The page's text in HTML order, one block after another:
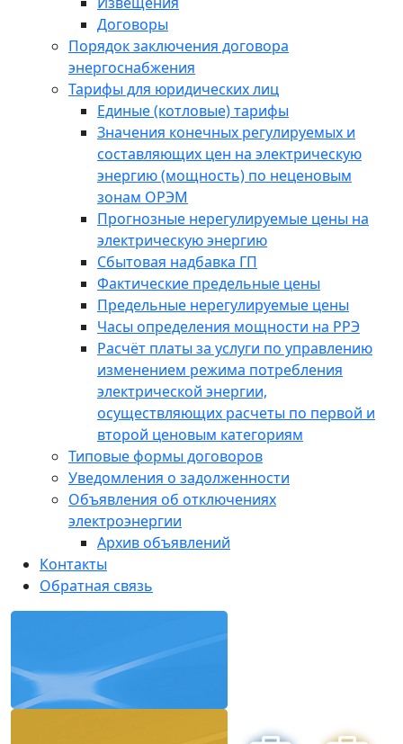
Договоры
Порядок заключения договора
энергоснабжения
Тарифы для юридических лиц
Единые (котловые) тарифы
Значения конечных регулируемых и
составляющих цен на электрическую
энергию (мощность) по неценовым
зонам ОРЭМ
Прогнозные нерегулируемые цены на
электрическую энергию
Сбытовая надбавка ГП
Фактические предельные цены
Предельные нерегулируемые цены
Часы определения мощности на РРЭ
Расчёт платы за услуги по управлению
изменением режима потребления
электрической энергии,
осуществляющих расчеты по первой и
второй ценовым категориям
Типовые формы договоров
Уведомления о задолженности
Объявления об отключениях
электроэнергии
Архив объявлений
Контакты
Обратная связь